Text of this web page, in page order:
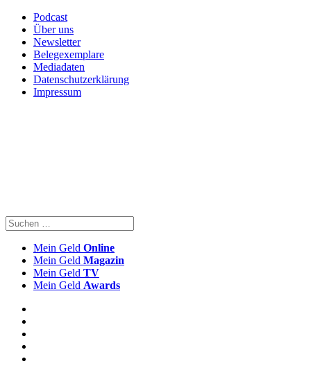
Podcast
Über uns
Newsletter
Belegexemplare
Mediadaten
Datenschutzerklärung
Impressum
Mein Geld Online
Mein Geld Magazin
Mein Geld TV
Mein Geld Awards